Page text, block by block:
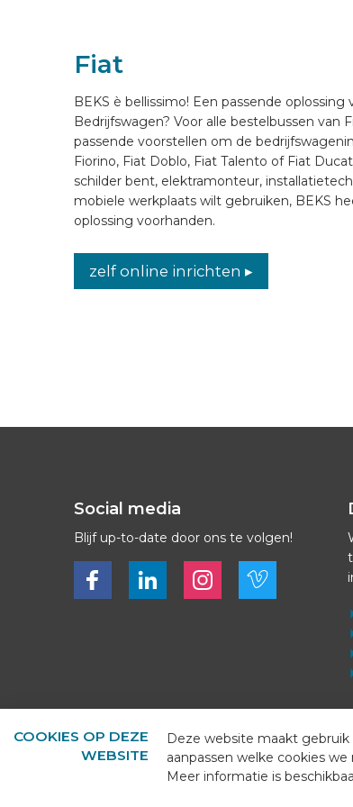
NL
Fiat
BEKS è bellissimo! Een passende oplossing
Bedrijfswagen? Voor alle bestelbussen van
passende voorstellen om de
Fiorino, Fiat Doblo, Fiat Talento of Fiat
schilder bent, elektramonteur,
mobiele werkplaats wilt gebruiken, BEKS
oplossing voorhanden.
zelf online inrichten ▸
Social media
Blijf up-to-date door ons te volgen!
Bekijk ons op FacebookBekijk ons op LinkedInBekijk ons op LinkedInBekijk ons op Vimeo
COOKIES OP DEZE
WEBSITE
Deze website maakt
aanpassen welke cookies
Meer informatie is